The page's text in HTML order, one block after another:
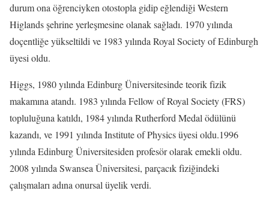
durum ona öğrenciyken otostopla gidip eğlendiği Western
Higlands şehrine yerleşmesine olanak sağladı. 1970 yılında
doçentliğe yükseltildi ve 1983 yılında Royal Society of Edinburgh
üyesi oldu.
Higgs, 1980 yılında Edinburg Üniversitesinde teorik fizik
makamına atandı. 1983 yılında Fellow of Royal Society (FRS)
topluluğuna katıldı, 1984 yılında Rutherford Medal ödülünü
kazandı, ve 1991 yılında Institute of Physics üyesi oldu.1996
yılında Edinburg Üniversitesiden profesör olarak emekli oldu.
2008 yılında Swansea Üniversitesi, parçacık fiziğindeki
çalışmaları adına onursal üyelik verdi.